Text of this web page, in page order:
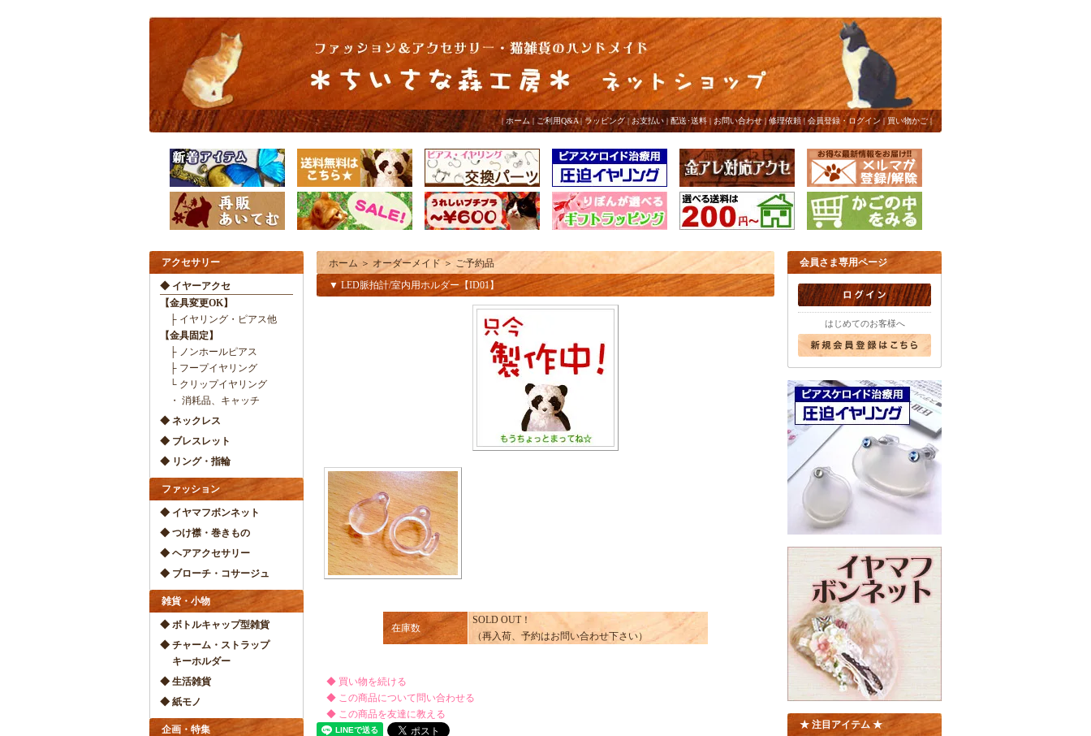
|ホーム | ご利用Q&A| ラッピング| お支払い |配送･送料 | お問い合わせ|修理依頼|会員登録・ログイン | 買い物かご|
アクセサリー
◆ イヤーアクセ
【金具変更OK】
├ イヤリング・ピアス他
【金具固定】
├ ノンホールピアス
├ フープイヤリング
└ クリップイヤリング
・ 消耗品、キャッチ
◆ ネックレス
◆ ブレスレット
◆ リング・指輪
ファッション
◆ イヤマフボンネット
◆ つけ襟・巻きもの
◆ ヘアアクセサリー
◆ ブローチ・コサージュ
雑貨・小物
◆ ボトルキャップ型雑貨
◆ チャーム・ストラップ
キーホルダー
◆ 生活雑貨
◆ 紙モノ
企画・特集
ホーム ＞ オーダーメイド ＞ ご予約品
▼ LED脈拍計/室内用ホルダー【ID01】
在庫数
SOLD OUT！
（再入荷、予約はお問い合わせ下さい）
◆ 買い物を続ける
◆ この商品について問い合わせる
◆ この商品を友達に教える
会員さま専用ページ
はじめてのお客様へ
★ 注目アイテム ★